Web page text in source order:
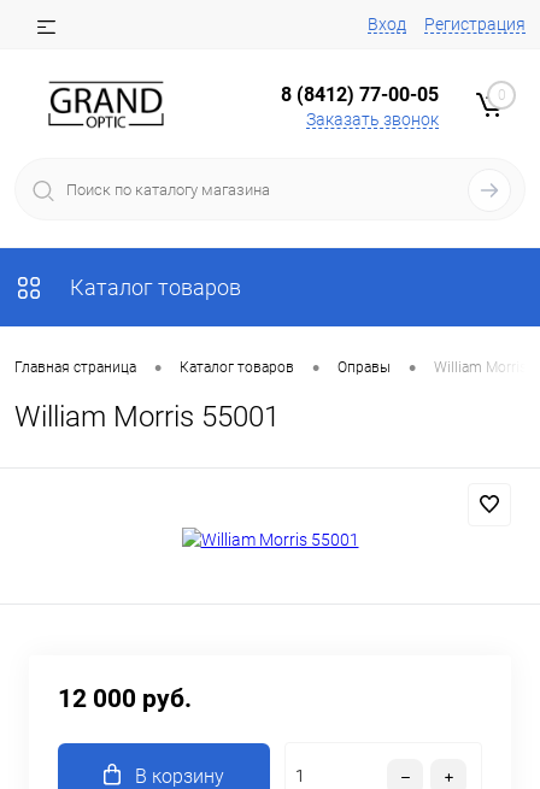
Вход Регистрация
8 (8412) 77-00-05
Заказать звонок
0
Каталог товаров
Главная страница • Каталог товаров • Оправы • William Morris
William Morris 55001
12 000 руб.
В корзину